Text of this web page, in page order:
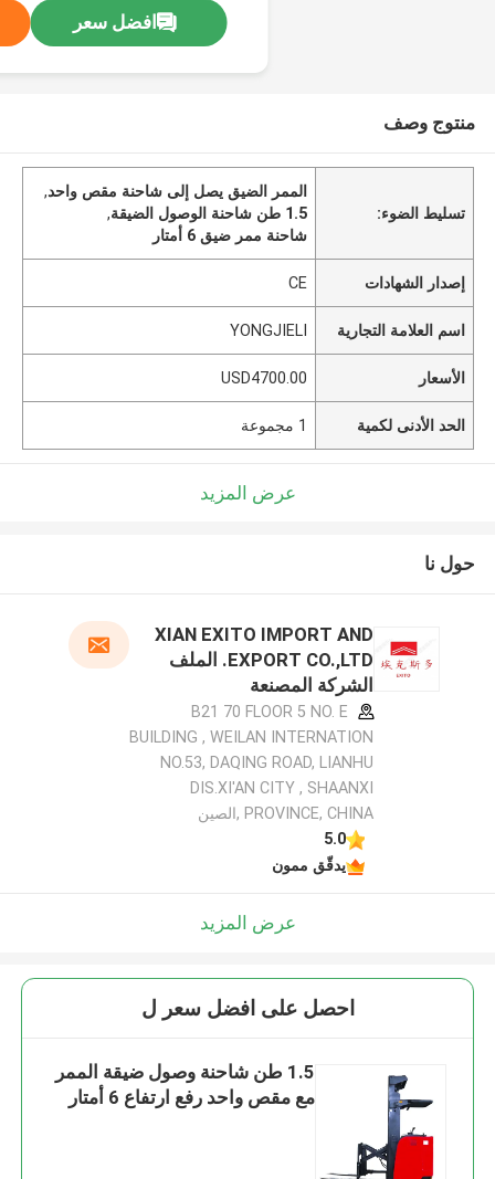
افضل سعر
منتوج وصف
تسليط الضوء:
الممر الضيق يصل إلى شاحنة مقص واحد,
1.5 طن شاحنة الوصول الضيقة
,
شاحنة ممر ضيق 6 أمتار
إصدار الشهادات CE
اسم العلامة التجارية YONGJIELI
الأسعار USD4700.00
الحد الأدنى لكمية 1 مجموعة
عرض المزيد
حول نا
XIAN EXITO IMPORT AND
EXPORT CO.,LTD. الملف
الشركة المصنعة
B21 70 FLOOR 5 NO. E
BUILDING , WEILAN INTERNATION
NO.53, DAQING ROAD, LIANHU
DIS.XI'AN CITY , SHAANXI
PROVINCE, CHINA ,الصين
5.0
يدقّق ممون
عرض المزيد
احصل على افضل سعر ل
1.5 طن شاحنة وصول ضيقة الممر
مع مقص واحد رفع ارتفاع 6 أمتار